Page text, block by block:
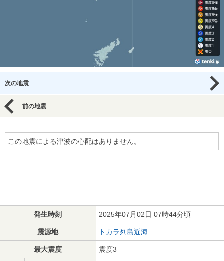
次の地震
前の地震
この地震による津波の心配はありません。
発生時刻 2025年07月02日 07時44分頃
震源地 トカラ列島近海
最大震度 震度3